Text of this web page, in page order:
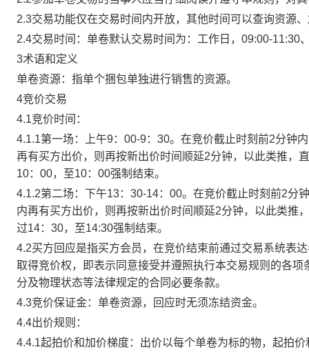
2.3交易功能仅在交易时间内开放，其他时间可以查询资源
2.4交易时间：单卷默认交易时间为：工作日，09:00-11:30
3术语和定义
单卷资源：指单个捆包单独进行销售的资源。
4竞价交易
4.1竞价时间：
4.1.1第一场：上午9：00-9：30。在竞价截止时刻前2分钟
再有买方出价，则再按新出价时间顺延2分钟，以此类推，
10：00，至10：00强制结束。
4.1.2第二场：下午13：30-14：00。在竞价截止时刻前2分
内再有买方出价，则再按新出价时间顺延2分钟，以此类推
过14：30，至14:30强制结束。
4.2买方回应是指买方会员，在竞价结束前通过交易系统表
取得竞价权，即表示同意接受并遵照执行本交易规则的各
分及物理状态等法律规定的合同必要条款。
4.3竞价保证金：单卷资源，回应时无须冻结资金。
4.4出价规则：
4.4.1起拍价和加价梯度：出价以每个单卷为标的物，起拍